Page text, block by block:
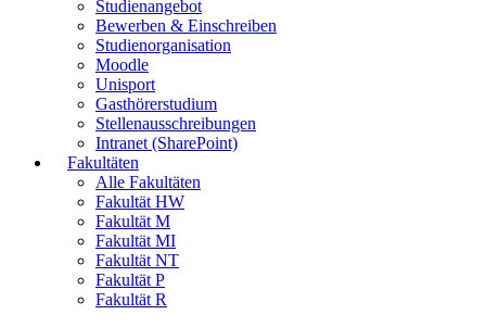
Studienangebot
Bewerben & Einschreiben
Studienorganisation
Moodle
Unisport
Gasthörerstudium
Stellenausschreibungen
Intranet (SharePoint)
Fakultäten
Alle Fakultäten
Fakultät HW
Fakultät M
Fakultät MI
Fakultät NT
Fakultät P
Fakultät R